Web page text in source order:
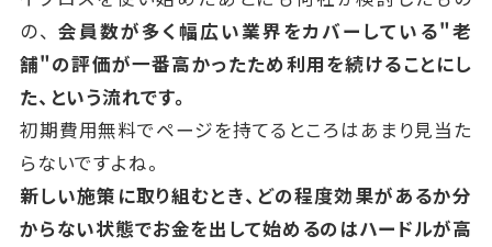
の、 会員数が多く幅広い業界をカバーしている"老
舗"の評価が一番高かったため利用を続けることにし
た、という流れです。
初期費用無料でページを持てるところはあまり見当た
らないですよね。
新しい施策に取り組むとき、どの程度効果があるか分
からない状態でお金を出して始めるのはハードルが高